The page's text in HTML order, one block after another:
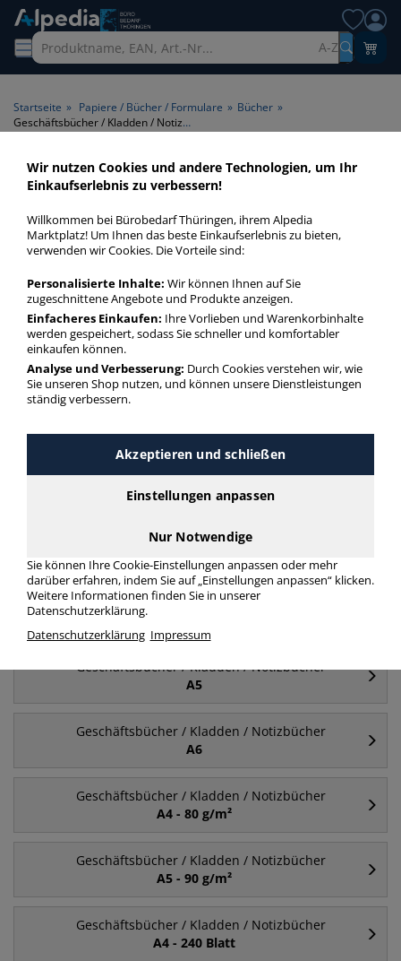
A-Z
Startseite » Papiere / Bücher / Formulare » Bücher »
Geschäftsbücher / Kladden / Notizbücher A5 Notizbuch kariert
Geschäftsbücher / Kladden /
Notizbücher A5 Notizbuch
kariert > Produktart
Notizbuch > Format A5 >
Lineatur kariert
Geschäftsbücher / Kladden / Notizbücher A5 Notizbuch
kariert in bester Qualität zum günstigen Preis. Finden Sie
schnell Geschäftsbücher / Kladden / Notizbücher A5
Notizbuch kariert mit unserer Filter-Funktion.
Geschäftsbücher / Kladden / Notizbücher A5
Notizbuch kariert
mehr Infos zur Kategorie
Geschäftsbücher / Kladden / Notizbücher
Geschäftsbücher / Kladden / Notizbücher
A5
Geschäftsbücher / Kladden / Notizbücher
A6
Geschäftsbücher / Kladden / Notizbücher
A4 - 80 g/m²
Geschäftsbücher / Kladden / Notizbücher
A5 - 90 g/m²
Geschäftsbücher / Kladden / Notizbücher
A4 - 240 Blatt
Wir nutzen Cookies und andere Technologien, um Ihr
Einkaufserlebnis zu verbessern!
Willkommen bei Bürobedarf Thüringen, ihrem Alpedia
Marktplatz! Um Ihnen das beste Einkaufserlebnis zu bieten,
verwenden wir Cookies. Die Vorteile sind:
Personalisierte Inhalte: Wir können Ihnen auf Sie
zugeschnittene Angebote und Produkte anzeigen.
Einfacheres Einkaufen: Ihre Vorlieben und Warenkorbinhalte
werden gespeichert, sodass Sie schneller und komfortabler
einkaufen können.
Analyse und Verbesserung: Durch Cookies verstehen wir, wie
Sie unseren Shop nutzen, und können unsere Dienstleistungen
ständig verbessern.
Akzeptieren und schließen
Einstellungen anpassen
Nur Notwendige
Sie können Ihre Cookie-Einstellungen anpassen oder mehr
darüber erfahren, indem Sie auf „Einstellungen anpassen“ klicken.
Weitere Informationen finden Sie in unserer
Datenschutzerklärung.
Datenschutzerklärung Impressum